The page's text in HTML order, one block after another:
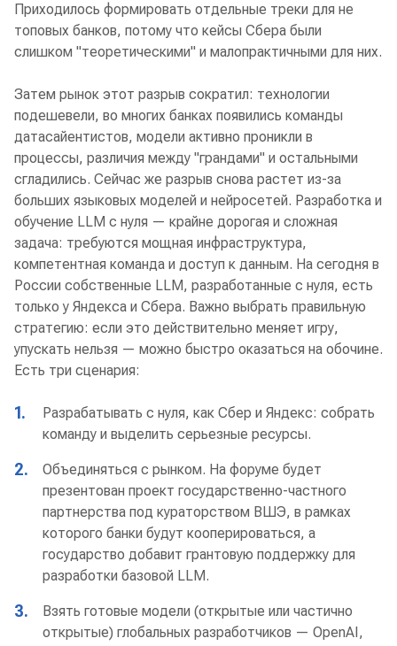
Приходилось формировать отдельные треки для не
топовых банков, потому что кейсы Сбера были
слишком "теоретическими" и малопрактичными для них.
Затем рынок этот разрыв сократил: технологии
подешевели, во многих банках появились команды
датасайентистов, модели активно проникли в
процессы, различия между "грандами" и остальными
сгладились. Сейчас же разрыв снова растет из‑за
больших языковых моделей и нейросетей. Разработка и
обучение LLM с нуля — крайне дорогая и сложная
задача: требуются мощная инфраструктура,
компетентная команда и доступ к данным. На сегодня в
России собственные LLM, разработанные с нуля, есть
только у Яндекса и Сбера. Важно выбрать правильную
стратегию: если это действительно меняет игру,
упускать нельзя — можно быстро оказаться на обочине.
Есть три сценария:
1.
Разрабатывать с нуля, как Сбер и Яндекс: собрать
команду и выделить серьезные ресурсы.
2.
Объединяться с рынком. На форуме будет
презентован проект государственно-частного
партнерства под кураторством ВШЭ, в рамках
которого банки будут кооперироваться, а
государство добавит грантовую поддержку для
разработки базовой LLM.
3.
Взять готовые модели (открытые или частично
открытые) глобальных разработчиков — OpenAI,